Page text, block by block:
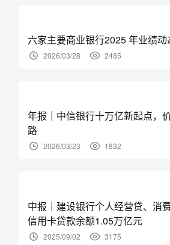
六家主要商业银行2025 年业绩动
2026/03/28 2485
年报｜中信银行十万亿新起点，
路
2026/03/23 1832
中报｜建设银行个人经营贷、消
信用卡贷款余额1.05万亿元
2025/09/02 3175